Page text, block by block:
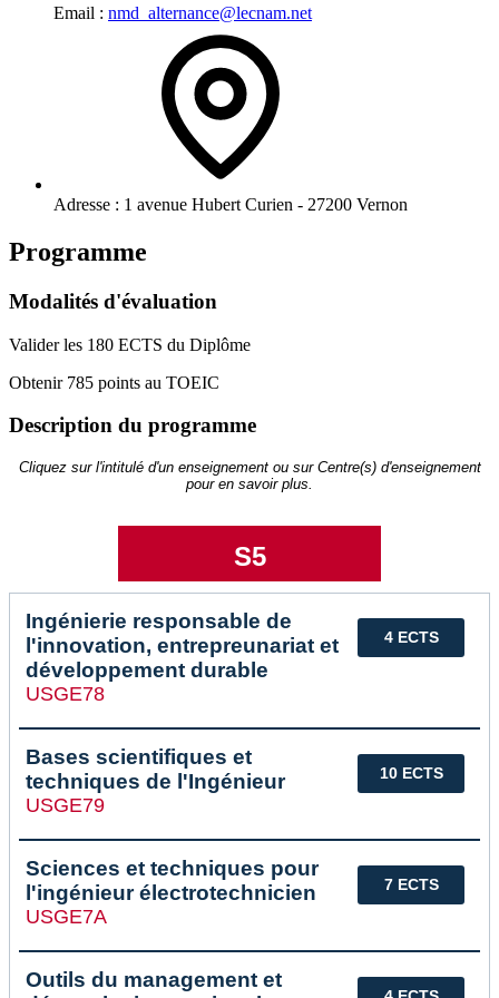
Email : nmd_alternance@lecnam.net
Adresse : 1 avenue Hubert Curien - 27200 Vernon
Programme
Modalités d'évaluation
Valider les 180 ECTS du Diplôme
Obtenir 785 points au TOEIC
Description du programme
Cliquez sur l'intitulé d'un enseignement ou sur Centre(s) d'enseignement
pour en savoir plus.
S5
4 ECTS
Ingénierie responsable de
l'innovation, entrepreunariat et
développement durable
USGE78
10 ECTS
Bases scientifiques et
techniques de l'Ingénieur
USGE79
7 ECTS
Sciences et techniques pour
l'ingénieur électrotechnicien
USGE7A
Outils du management et